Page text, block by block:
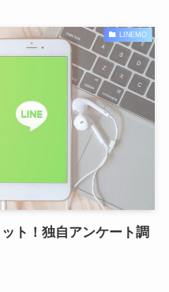
LINEMO
ト！独自アンケート調